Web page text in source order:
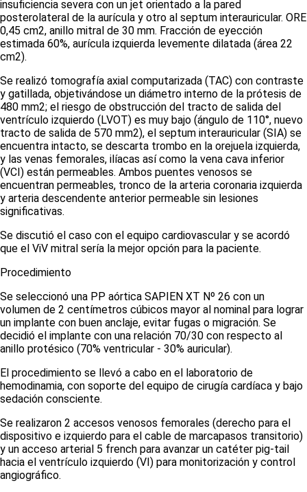
insuficiencia severa con un jet orientado a la pared
posterolateral de la aurícula y otro al septum interauricular. ORE
0,45 cm2, anillo mitral de 30 mm. Fracción de eyección
estimada 60%, aurícula izquierda levemente dilatada (área 22
cm2).
Se realizó tomografía axial computarizada (TAC) con contraste
y gatillada, objetivándose un diámetro interno de la prótesis de
480 mm2; el riesgo de obstrucción del tracto de salida del
ventrículo izquierdo (LVOT) es muy bajo (ángulo de 110°, nuevo
tracto de salida de 570 mm2), el septum interauricular (SIA) se
encuentra intacto, se descarta trombo en la orejuela izquierda,
y las venas femorales, ilíacas así como la vena cava inferior
(VCI) están permeables. Ambos puentes venosos se
encuentran permeables, tronco de la arteria coronaria izquierda
y arteria descendente anterior permeable sin lesiones
significativas.
Se discutió el caso con el equipo cardiovascular y se acordó
que el ViV mitral sería la mejor opción para la paciente.
Procedimiento
Se seleccionó una PP aórtica SAPIEN XT Nº 26 con un
volumen de 2 centímetros cúbicos mayor al nominal para lograr
un implante con buen anclaje, evitar fugas o migración. Se
decidió el implante con una relación 70/30 con respecto al
anillo protésico (70% ventricular - 30% auricular).
El procedimiento se llevó a cabo en el laboratorio de
hemodinamia, con soporte del equipo de cirugía cardíaca y bajo
sedación consciente.
Se realizaron 2 accesos venosos femorales (derecho para el
dispositivo e izquierdo para el cable de marcapasos transitorio)
y un acceso arterial 5 french para avanzar un catéter pig-tail
hacia el ventrículo izquierdo (VI) para monitorización y control
angiográfico.